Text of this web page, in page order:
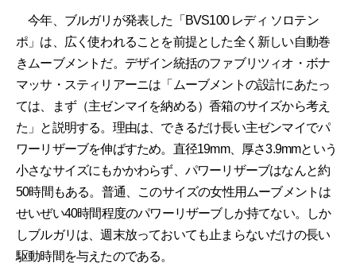
今年、ブルガリが発表した「BVS100 レディ ソロテン
ポ」は、広く使われることを前提とした全く新しい自動巻
きムーブメントだ。デザイン統括のファブリツィオ・ボナ
マッサ・スティリアーニは「ムーブメントの設計にあたっ
ては、まず（主ゼンマイを納める）香箱のサイズから考え
た」と説明する。理由は、できるだけ長い主ゼンマイでパ
ワーリザーブを伸ばすため。直径19mm、厚さ3.9mmという
小さなサイズにもかかわらず、パワーリザーブはなんと約
50時間もある。普通、このサイズの女性用ムーブメントは
せいぜい40時間程度のパワーリザーブしか持てない。しか
しブルガリは、週末放っておいても止まらないだけの長い
駆動時間を与えたのである。